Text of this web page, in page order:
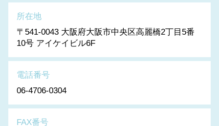
所在地
〒541-0043 大阪府大阪市中央区高麗橋2丁目5番
10号 アイケイビル6F
電話番号
06-4706-0304
FAX番号